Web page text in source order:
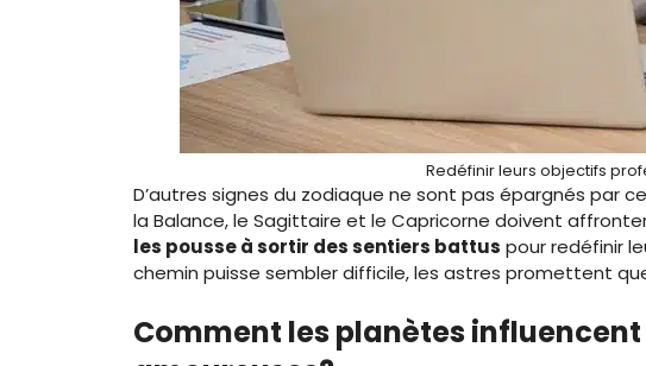
Redéfinir leurs objectifs
D’autres signes du zodiaque ne sont pas épargnés par
la Balance, le Sagittaire et le Capricorne doivent
les pousse à sortir des sentiers battus pour redéfinir
chemin puisse sembler difficile, les astres promettent
Comment les planètes